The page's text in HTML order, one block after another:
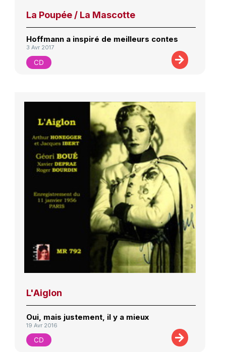
La Poupée / La Mascotte
Hoffmann a inspiré de meilleurs contes
3 Avr 2017
CD
L'Aiglon
Oui, mais justement, il y a mieux
19 Avr 2016
CD